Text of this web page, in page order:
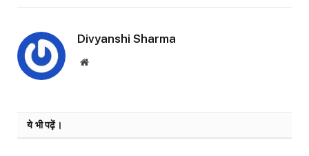
Divyanshi Sharma
Website
ये भी पढ़ें।